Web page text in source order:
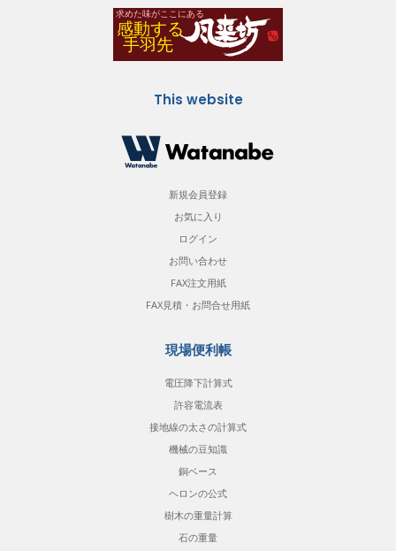
This website
新規会員登録
お気に入り
ログイン
お問い合わせ
FAX注文用紙
FAX見積・お問合せ用紙
現場便利帳
電圧降下計算式
許容電流表
接地線の太さの計算式
機械の豆知識
銅ベース
ヘロンの公式
樹木の重量計算
石の重量